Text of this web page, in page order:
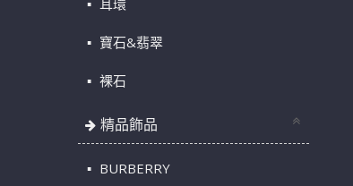
耳環
寶石&翡翠
裸石
精品飾品
BURBERRY